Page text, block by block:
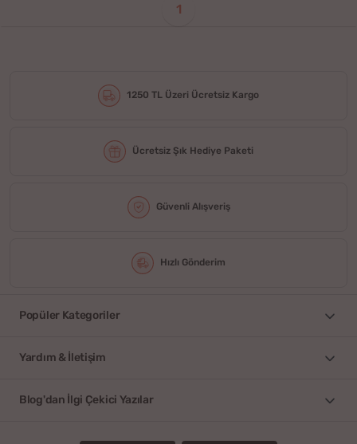
1
1250 TL Üzeri Ücretsiz Kargo
Ücretsiz Şık Hediye Paketi
Güvenli Alışveriş
Hızlı Gönderim
Popüler Kategoriler
Yardım & İletişim
Blog'dan İlgi Çekici Yazılar